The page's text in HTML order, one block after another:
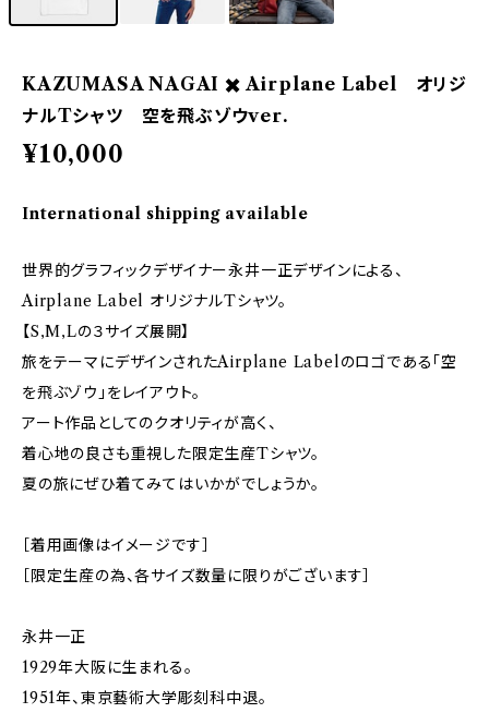
KAZUMASA NAGAI ✖️ Airplane Label オリジ
ナルTシャツ 空を飛ぶゾウver.
¥10,000
International shipping available
世界的グラフィックデザイナー永井一正デザインによる、
Airplane Label オリジナルTシャツ。
【S,M,Lの３サイズ展開】
旅をテーマにデザインされたAirplane Labelのロゴである「空
を飛ぶゾウ」をレイアウト。
アート作品としてのクオリティが高く、
着心地の良さも重視した限定生産Tシャツ。
夏の旅にぜひ着てみてはいかがでしょうか。
［着用画像はイメージです］
［限定生産の為、各サイズ数量に限りがございます］
永井一正
1929年大阪に生まれる。
1951年、東京藝術大学彫刻科中退。